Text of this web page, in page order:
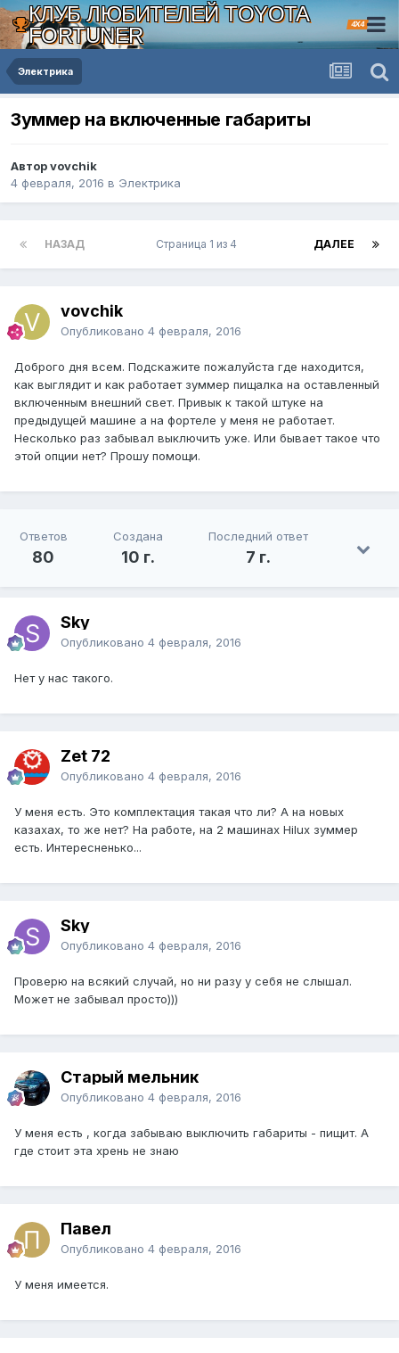
КЛУБ ЛЮБИТЕЛЕЙ TOYOTA
FORTUNER
4X4
Электрика
Зуммер на включенные габариты
Автор vovchik
4 февраля, 2016 в Электрика
НАЗАД ДАЛЕЕ
Страница 1 из 4
vovchik
Опубликовано 4 февраля, 2016
Доброго дня всем. Подскажите пожалуйста где находится,
как выглядит и как работает зуммер пищалка на оставленный
включенным внешний свет. Привык к такой штуке на
предыдущей машине а на фортеле у меня не работает.
Несколько раз забывал выключить уже. Или бывает такое что
этой опции нет? Прошу помощи.
Ответов
80
Создана
10 г.
Последний ответ
7 г.
Sky
Опубликовано 4 февраля, 2016
Нет у нас такого.
Zet 72
Опубликовано 4 февраля, 2016
У меня есть. Это комплектация такая что ли? А на новых
казахах, то же нет? На работе, на 2 машинах Hilux зуммер
есть. Интересненько...
Sky
Опубликовано 4 февраля, 2016
Проверю на всякий случай, но ни разу у себя не слышал.
Может не забывал просто)))
Старый мельник
Опубликовано 4 февраля, 2016
У меня есть , когда забываю выключить габариты - пищит. А
где стоит эта хрень не знаю
Павел
Опубликовано 4 февраля, 2016
У меня имеется.